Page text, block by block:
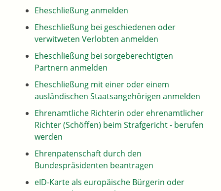
Eheschließung anmelden
Eheschließung bei geschiedenen oder
verwitweten Verlobten anmelden
Eheschließung bei sorgeberechtigten
Partnern anmelden
Eheschließung mit einer oder einem
ausländischen Staatsangehörigen anmelden
Ehrenamtliche Richterin oder ehrenamtlicher
Richter (Schöffen) beim Strafgericht - berufen
werden
Ehrenpatenschaft durch den
Bundespräsidenten beantragen
eID-Karte als europäische Bürgerin oder